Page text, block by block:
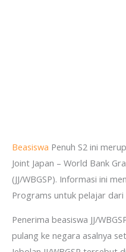
Beasiswa Penuh S2 ini
Joint Japan – World Bank
(JJ/WBGSP). Informasi ini
Programs untuk pelajar
Penerima beasiswa JJ/
pulang ke negara asalnya